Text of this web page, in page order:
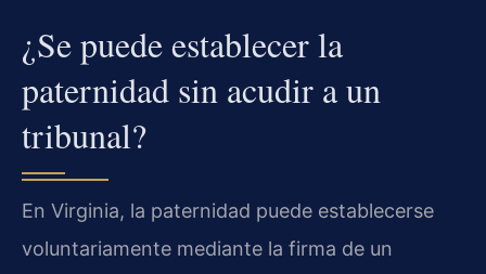
¿Se puede establecer la
paternidad sin acudir a un
tribunal?
En Virginia, la paternidad puede establecerse
voluntariamente mediante la firma de un